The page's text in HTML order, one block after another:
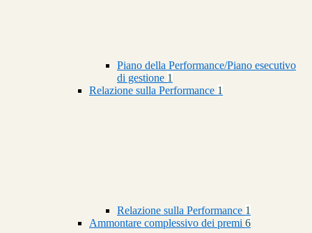
Piano della Performance/Piano esecutivo
di gestione 1
Relazione sulla Performance 1
Relazione sulla Performance 1
Ammontare complessivo dei premi 6